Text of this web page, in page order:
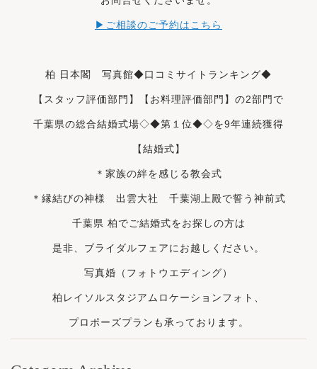
▶ご相談のご予約はこちら
柏 日本閣 写真館◆口コミサイト ランキング◆
【スタッフ評価部門】【お料理評価部門】の2部門で
千葉県の総合結婚式場◇◆第 １位◆◇を9年連続獲得
【結婚式】
＊家族の絆を感じる教会式
＊縁結びの神様 出雲大社 千葉湖上殿で誓う神前式
千葉県 柏でご結婚式をお探しの方は
是非、ブライダルフェアにお越しください。
写真婚（フォトウエディング）
柏レイソルスタジアムロケーションフォト、
プロポーズプランも承っております。